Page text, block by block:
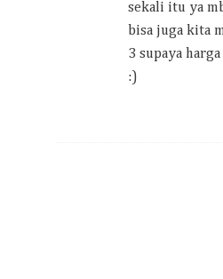
sekali itu ya
bisa juga kita
3 supaya
:)